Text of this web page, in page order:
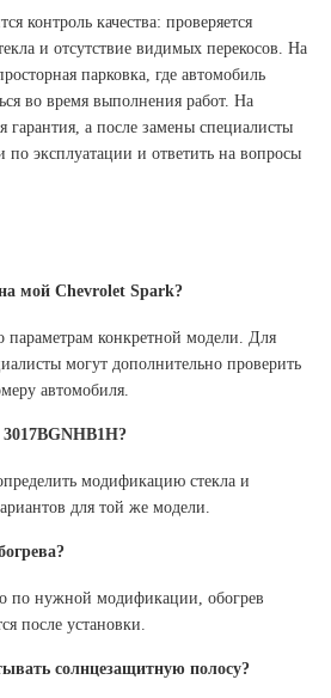
контроль качества: проверяется
и отсутствие видимых перекосов. На
парковка, где автомобиль
во время выполнения работ. На
гарантия, а после замены специалисты
по эксплуатации и ответить на вопросы
мой Chevrolet Spark?
параметрам конкретной модели. Для
могут дополнительно проверить
автомобиля.
модификацию стекла и
для той же модели.
по нужной модификации, обогрев
после установки.
солнцезащитную полосу?